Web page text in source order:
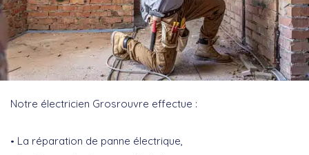
Notre électricien Grosrouvre effectue :
La réparation de panne électrique,